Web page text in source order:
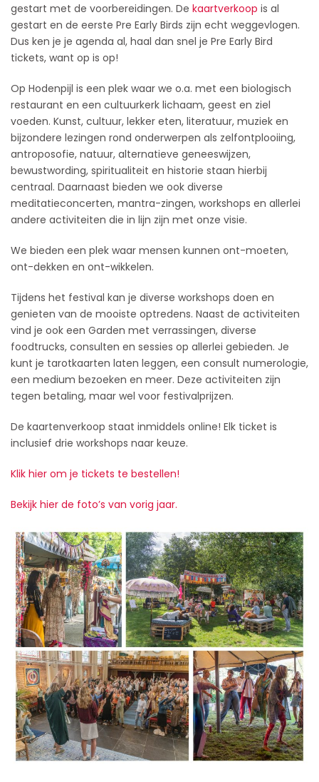
gestart met de voorbereidingen. De kaartverkoop is al
gestart en de eerste Pre Early Birds zijn echt weggevlogen.
Dus ken je je agenda al, haal dan snel je Pre Early Bird
tickets, want op is op!
Op Hodenpijl is een plek waar we o.a. met een biologisch
restaurant en een cultuurkerk lichaam, geest en ziel
voeden. Kunst, cultuur, lekker eten, literatuur, muziek en
bijzondere lezingen rond onderwerpen als zelfontplooiing,
antroposofie, natuur, alternatieve geneeswijzen,
bewustwording, spiritualiteit en historie staan hierbij
centraal. Daarnaast bieden we ook diverse
meditatieconcerten, mantra-zingen, workshops en allerlei
andere activiteiten die in lijn zijn met onze visie.
We bieden een plek waar mensen kunnen ont-moeten,
ont-dekken en ont-wikkelen.
Tijdens het festival kan je diverse workshops doen en
genieten van de mooiste optredens. Naast de activiteiten
vind je ook een Garden met verrassingen, diverse
foodtrucks, consulten en sessies op allerlei gebieden. Je
kunt je tarotkaarten laten leggen, een consult numerologie,
een medium bezoeken en meer. Deze activiteiten zijn
tegen betaling, maar wel voor festivalprijzen.
De kaartenverkoop staat inmiddels online! Elk ticket is
inclusief drie workshops naar keuze.
Klik hier om je tickets te bestellen!
Bekijk hier de foto’s van vorig jaar.